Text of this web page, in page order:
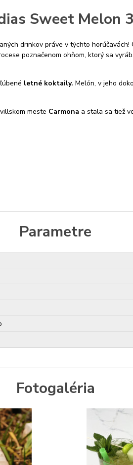
Sweet Melon
drinkov práve v týchto horúčavách!
poznačenom ohňom, ktorý sa
letné koktaily. Melón, v jeho
meste Carmona a stala sa tiež
Parametre
Fotogaléria